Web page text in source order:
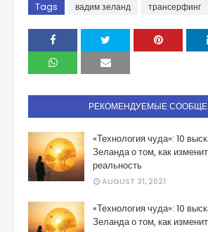
Tags вадим зеланд трансерфинг
РЕКОМЕНДУЕМЫЕ
«Технология чуда»: 10
Зеланда о том, как
реальность
AUGUST 31, 2021
«Технология чуда»: 10
Зеланда о том, как